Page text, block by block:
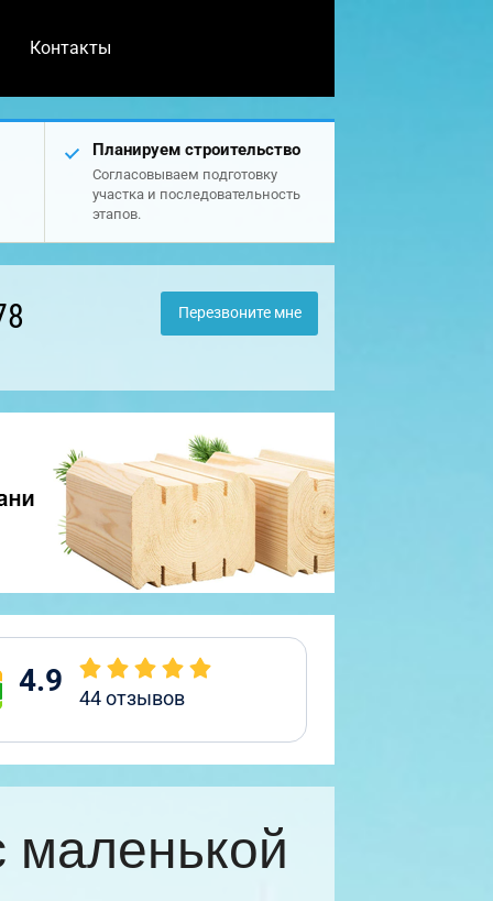
Контакты
Планируем строительство
Согласовываем подготовку
участка и последовательность
этапов.
Перезвоните мне
4.9 44отзывов